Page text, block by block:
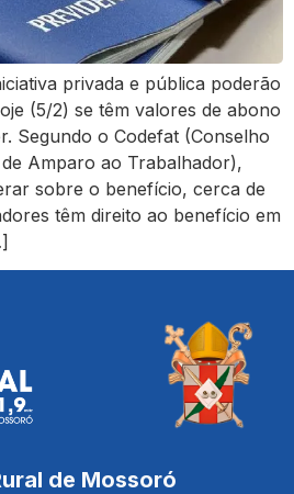
privada e pública poderão
(5/2) se têm valores de abono
Segundo o Codefat (Conselho
Amparo ao Trabalhador),
sobre o benefício, cerca de
têm direito ao benefício em
de Mossoró